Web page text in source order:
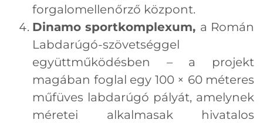
forgalomellenőrző központ.
Dinamo sportkomplexum, a Román
Labdarúgó-szövetséggel
együttműködésben – a projekt
magában foglal egy 100 × 60 méteres
műfüves labdarúgó pályát, amelynek
méretei alkalmasak hivatalos